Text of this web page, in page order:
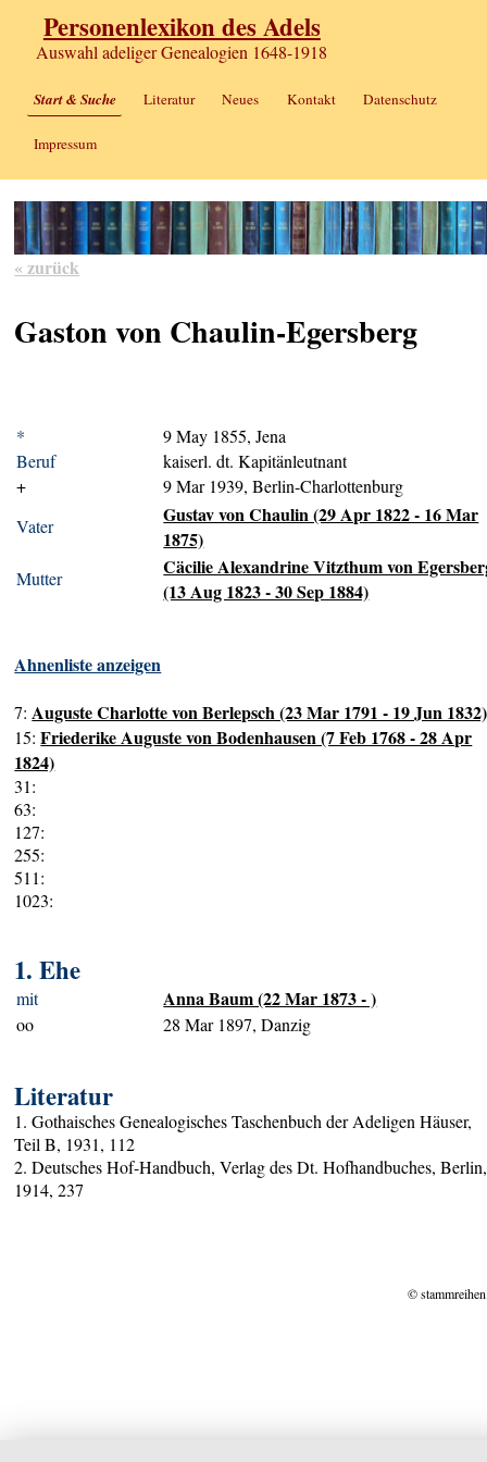
Personenlexikon des Adels
Auswahl adeliger Genealogien 1648-1918
Start & Suche Literatur Neues Kontakt Datenschutz
Impressum
« zurück
Gaston von Chaulin-Egersberg
*
9 May 1855, Jena
Beruf
kaiserl. dt. Kapitänleutnant
+
9 Mar 1939, Berlin-Charlottenburg
Vater
Gustav von Chaulin (29 Apr 1822 - 16 Mar
1875)
Mutter
Cäcilie Alexandrine Vitzthum von
(13 Aug 1823 - 30 Sep 1884)
Ahnenliste anzeigen
7:Auguste Charlotte von Berlepsch (23 Mar 1791 - 19 Jun 1832)
15:Friederike Auguste von Bodenhausen (7 Feb 1768 - 28 Apr
1824)
31:
63:
127:
255:
511:
1023:
1. Ehe
mit Anna Baum (22 Mar 1873 - )
oo 28 Mar 1897, Danzig
Literatur
1. Gothaisches Genealogisches Taschenbuch der Adeligen Häuser,
Teil B, 1931, 112
2. Deutsches Hof-Handbuch, Verlag des Dt. Hofhandbuches, Berlin,
1914, 237
©